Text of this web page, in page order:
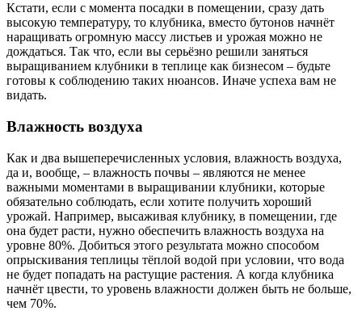
Кстати, если с момента посадки в помещении, сразу дать
высокую температуру, то клубника, вместо бутонов начнёт
наращивать огромную массу листьев и урожая можно не
дождаться. Так что, если вы серьёзно решили заняться
выращиванием клубники в теплице как бизнесом – будьте
готовы к соблюдению таких нюансов. Иначе успеха вам не
видать.
Влажность воздуха
Как и два вышеперечисленных условия, влажность воздуха,
да и, вообще, – влажность почвы – являются не менее
важными моментами в выращивании клубники, которые
обязательно соблюдать, если хотите получить хороший
урожай. Например, высаживая клубнику, в помещении, где
она будет расти, нужно обеспечить влажность воздуха на
уровне 80%. Добиться этого результата можно способом
опрыскивания теплицы тёплой водой при условии, что вода
не будет попадать на растущие растения. А когда клубника
начнёт цвести, то уровень влажности должен быть не больше,
чем 70%.